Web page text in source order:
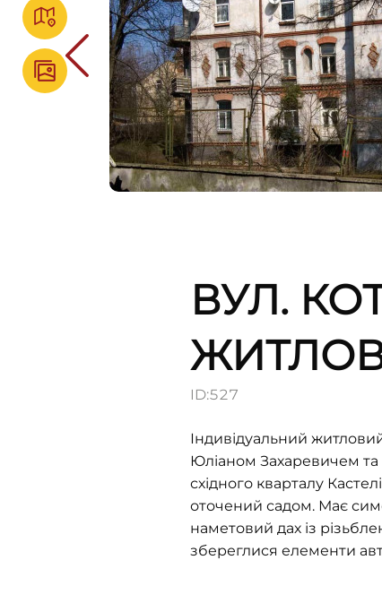
ВУЛ.
ID:527
Індивідуальний
Юліаном Захаревичем та
східного кварталу
оточений садом. Має
наметовий дах із
збереглися елементи